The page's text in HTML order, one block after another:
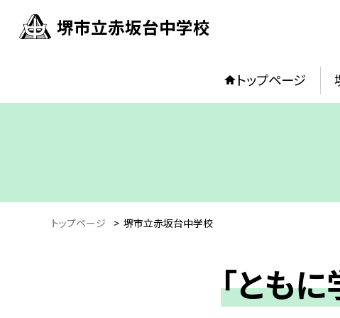
堺市立赤坂台中学校
トップページ
トップページ > 堺市立赤坂台中学校
「とも